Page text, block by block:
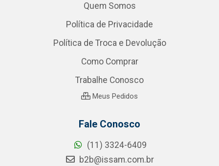
Quem Somos
Política de Privacidade
Política de Troca e Devolução
Como Comprar
Trabalhe Conosco
Meus Pedidos
Fale Conosco
(11) 3324-6409
b2b@issam.com.br